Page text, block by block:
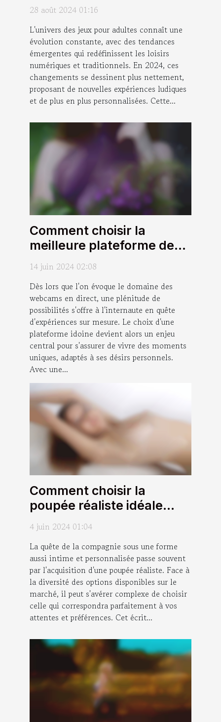
adultes en 2024
28 août 2024 01:16
L'univers des jeux pour adultes connaît une
évolution constante, avec des tendances
émergentes qui redéfinissent les loisirs
numériques et traditionnels. En 2024, ces
changements se dessinent plus nettement,
proposant de nouvelles expériences ludiques
et de plus en plus personnalisées. Cette...
Comment choisir la
meilleure plateforme de
webcams en direct pour
des expériences
personnalisées
14 juin 2024 02:08
Dès lors que l'on évoque le domaine des
webcams en direct, une plénitude de
possibilités s'offre à l'internaute en quête
d'expériences sur mesure. Le choix d'une
plateforme idoine devient alors un enjeu
central pour s'assurer de vivre des moments
uniques, adaptés à ses désirs personnels.
Avec une...
Comment choisir la
poupée réaliste idéale
pour vos besoins et
préférences
4 juin 2024 01:04
La quête de la compagnie sous une forme
aussi intime et personnalisée passe souvent
par l'acquisition d'une poupée réaliste. Face à
la diversité des options disponibles sur le
marché, il peut s'avérer complexe de choisir
celle qui correspondra parfaitement à vos
attentes et préférences. Cet écrit...